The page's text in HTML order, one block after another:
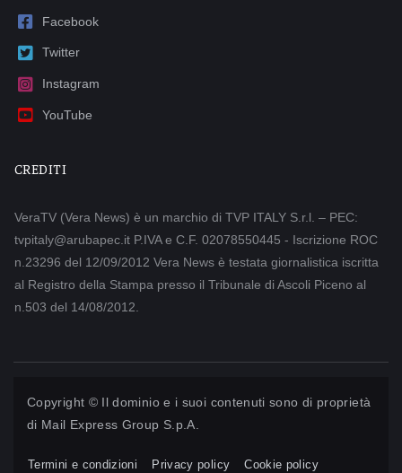
Facebook
Twitter
Instagram
YouTube
CREDITI
VeraTV (Vera News) è un marchio di TVP ITALY S.r.l. – PEC:
tvpitaly@arubapec.it P.IVA e C.F. 02078550445 - Iscrizione ROC
n.23296 del 12/09/2012 Vera News è testata giornalistica iscritta
al Registro della Stampa presso il Tribunale di Ascoli Piceno al
n.503 del 14/08/2012.
Copyright © Il dominio e i suoi contenuti sono di proprietà
di Mail Express Group S.p.A.
Termini e condizioni Privacy policy Cookie policy